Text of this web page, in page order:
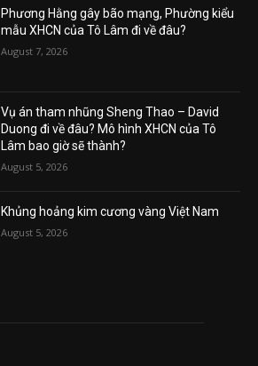
Phương Hằng gây bão mạng, Phường kiểu
mẫu XHCN của Tô Lâm đi về đâu?
August 7, 2026
Vụ án tham nhũng Sheng Thao – David
Duong đi về đâu? Mô hình XHCN của Tô
Lâm bao giờ sẽ thành?
August 5, 2026
Khủng hoảng kim cương vàng Việt Nam
August 5, 2026